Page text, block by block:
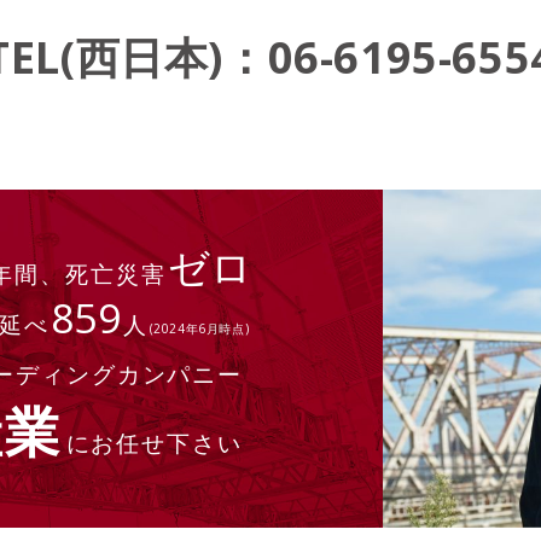
西日本)：06-6195-
間、死亡災害ゼロ
べ859人 (2024年6月時点)
ディングカンパニー
にお任せ下さい